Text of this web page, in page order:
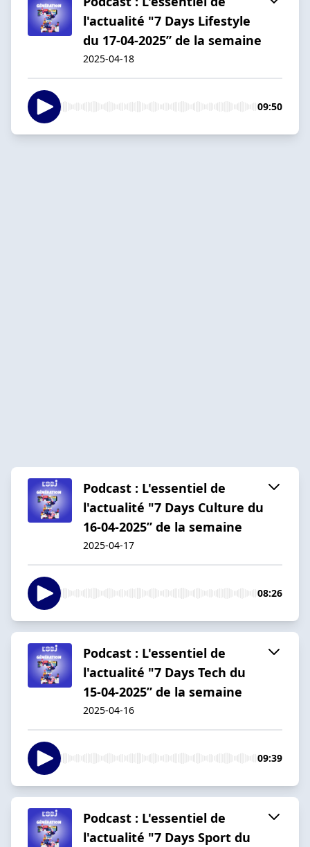
l'actualité "7 Days Lifestyle
du 17-04-2025” de la semaine
2025-04-18
09:50
Podcast : L'essentiel de
l'actualité "7 Days Culture du
16-04-2025” de la semaine
2025-04-17
08:26
Podcast : L'essentiel de
l'actualité "7 Days Tech du
15-04-2025” de la semaine
2025-04-16
09:39
Podcast : L'essentiel de
l'actualité "7 Days Sport du